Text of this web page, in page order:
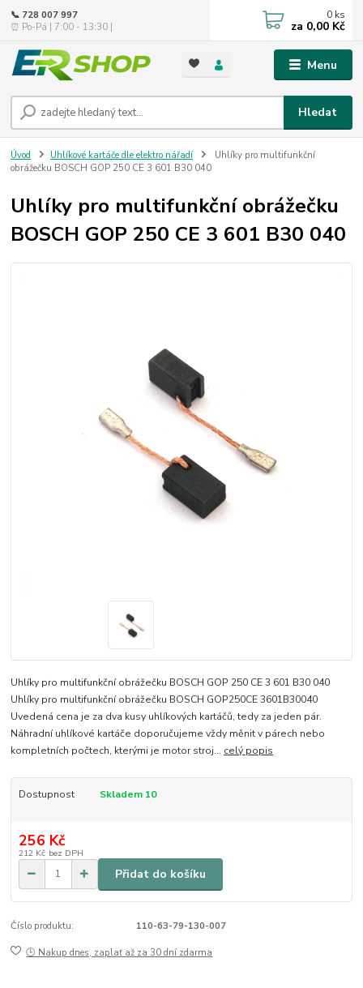
Menu
Hledat
📞 728 007 997
⏰ Po-Pá | 7:00 - 13:30 |
0 ks
za 0,00 Kč
Úvod Uhlíkové kartáče dle elektro nářadí
Uhlíky pro multifunkční
obrážečku BOSCH GOP 250 CE 3 601 B30 040
Uhlíky pro multifunkční obrážečku
BOSCH GOP 250 CE 3 601 B30 040
Uhlíky pro multifunkční obrážečku BOSCH GOP 250 CE 3 601 B30 040
Uhlíky pro multifunkční obrážečku BOSCH GOP250CE 3601B30040
Uvedená cena je za dva kusy uhlíkových kartáčů, tedy za jeden pár.
Náhradní uhlíkové kartáče doporučujeme vždy měnit v párech nebo
kompletních počtech, kterými je motor stroj... celý popis
Dostupnost Skladem 10
256 Kč
212 Kč bez DPH
Přidat do košíku
Číslo produktu: 110-63-79-130-007
🕒 Nakup dnes, zaplať až za 30 dní zdarma